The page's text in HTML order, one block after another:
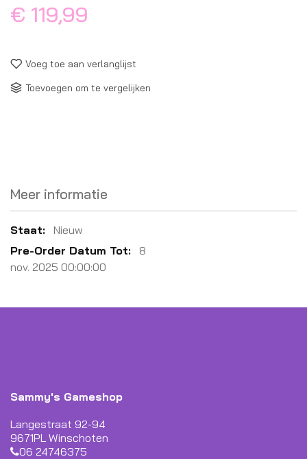
€ 119,99
Voeg toe aan verlanglijst
Toevoegen om te vergelijken
Meer informatie
Meer
informatie
Nieuw
8
nov. 2025 00:00:00
Sammy's Gameshop
Langestraat 92-94
9671PL Winschoten
06 24746375